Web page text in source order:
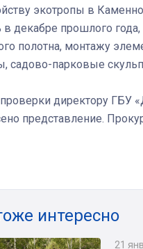
экотропы в
декабре прошлого
полотна, монтажу
садово-парковые
директору ГБУ
представление.
интересно
21